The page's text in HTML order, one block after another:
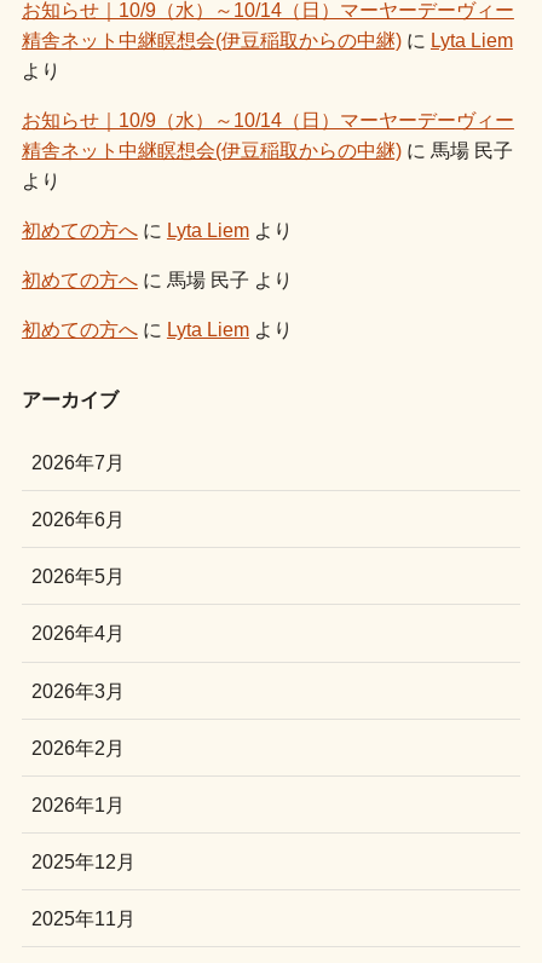
お知らせ｜10/9（水）～10/14（日）マーヤーデーヴィー
精舎ネット中継瞑想会(伊豆稲取からの中継)に Lyta Liem
より
お知らせ｜10/9（水）～10/14（日）マーヤーデーヴィー
精舎ネット中継瞑想会(伊豆稲取からの中継)に 馬場 民子
より
初めての方へに Lyta Liemより
初めての方へに 馬場 民子 より
初めての方へに Lyta Liemより
アーカイブ
2026年7月
2026年6月
2026年5月
2026年4月
2026年3月
2026年2月
2026年1月
2025年12月
2025年11月